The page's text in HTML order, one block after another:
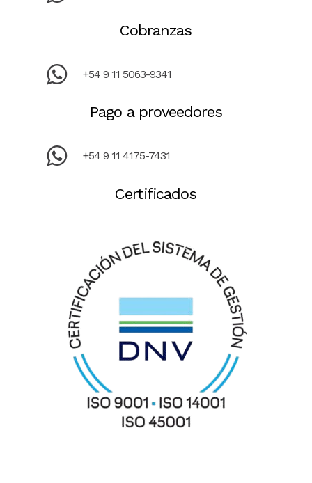
Cobranzas
+54 9 11 5063-9341
Pago a proveedores
+54 9 11 4175-7431
Certificados